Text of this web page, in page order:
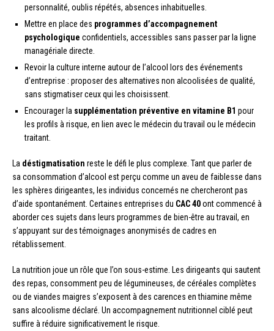
personnalité, oublis répétés, absences inhabituelles.
Mettre en place des programmes d’accompagnement
psychologique confidentiels, accessibles sans passer par la ligne
managériale directe.
Revoir la culture interne autour de l’alcool lors des événements
d’entreprise : proposer des alternatives non alcoolisées de qualité,
sans stigmatiser ceux qui les choisissent.
Encourager la supplémentation préventive en vitamine B1 pour
les profils à risque, en lien avec le médecin du travail ou le médecin
traitant.
La déstigmatisation reste le défi le plus complexe. Tant que parler de
sa consommation d’alcool est perçu comme un aveu de faiblesse dans
les sphères dirigeantes, les individus concernés ne chercheront pas
d’aide spontanément. Certaines entreprises du CAC 40ont commencé à
aborder ces sujets dans leurs programmes de bien-être au travail, en
s’appuyant sur des témoignages anonymisés de cadres en
rétablissement.
La nutrition joue un rôle que l’on sous-estime. Les dirigeants qui sautent
des repas, consomment peu de légumineuses, de céréales complètes
ou de viandes maigres s’exposent à des carences en thiamine même
sans alcoolisme déclaré. Un accompagnement nutritionnel ciblé peut
suffire à réduire significativement le risque.